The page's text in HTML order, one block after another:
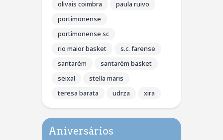
olivais coimbra
paula ruivo
portimonense
portimonense sc
rio maior basket
s.c. farense
santarém
santarém basket
seixal
stella maris
teresa barata
udrza xira
Aniversários